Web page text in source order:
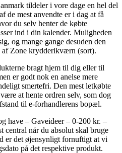
tildeler i vore dage en hel del
de mest anvendte er i dag at få
du selv henter de købte
ind i din kalender. Muligheden
og mange gange desuden den
af Zone krydderikværn (sort).
bragt hjem til dig eller til
er godt nok en anelse mere
smertefri. Den mest letkøbte
at hente ordren selv, som dog
til e-forhandlerens bopæl.
have – Gaveideer – 0-200 kr. –
når du absolut skal bruge
er det øjensynligt fornuftigt at vi
på det respektive produkt.